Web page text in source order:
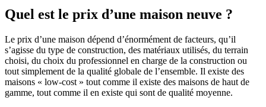
Quel est le prix d’une maison neuve ?
Le prix d’une maison dépend d’énormément de facteurs, qu’il
s’agisse du type de construction, des matériaux utilisés, du terrain
choisi, du choix du professionnel en charge de la construction ou
tout simplement de la qualité globale de l’ensemble. Il existe des
maisons « low-cost » tout comme il existe des maisons de haut de
gamme, tout comme il en existe qui sont de qualité moyenne.